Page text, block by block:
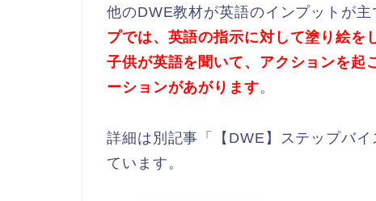
他のDWE教材が英語のインプットが主
プでは、英語の指示に対して塗り絵を
子供が英語を聞いて、アクションを起
ーションがあがります。
詳細は別記事「【DWE】ステップバ
ています。